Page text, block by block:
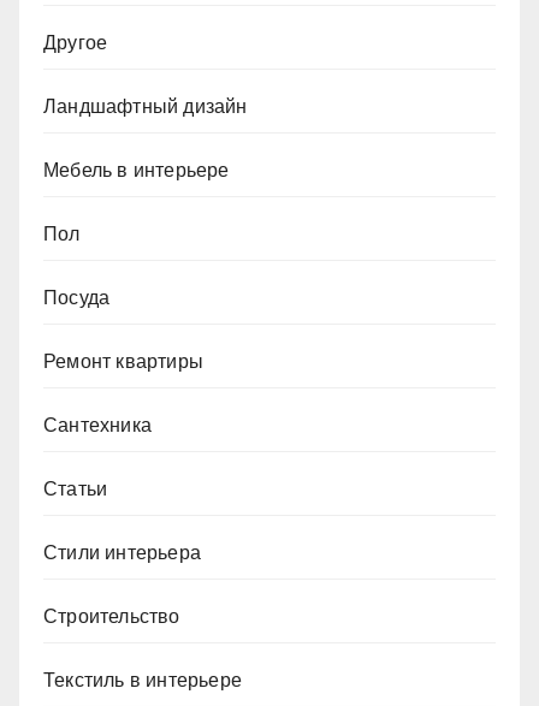
Другое
Ландшафтный дизайн
Мебель в интерьере
Пол
Посуда
Ремонт квартиры
Сантехника
Статьи
Стили интерьера
Строительство
Текстиль в интерьере